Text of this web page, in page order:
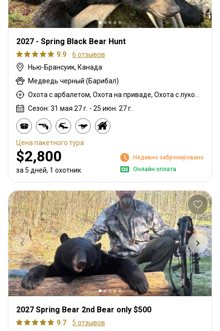
2027 - Spring Black Bear Hunt
9.9
6 отзывов
Нью-Брансуик, Канада
Медведь черный (Барибал)
Сезон: 31 мая 27 г. - 25 июн. 27 г.
Цена пакетного тура
$2,800
за 5 дней, 1 охотник
Недавно забронировано
Онлайн оплата
2027 Spring Bear 2nd Bear only $500
9.7
5 отзывов